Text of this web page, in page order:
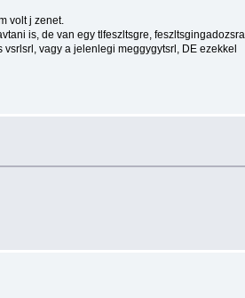
volt j zenet.
is, de van egy tlfeszltsgre, feszltsgingadozsra
vagy a jelenlegi meggygytsrl, DE ezekkel